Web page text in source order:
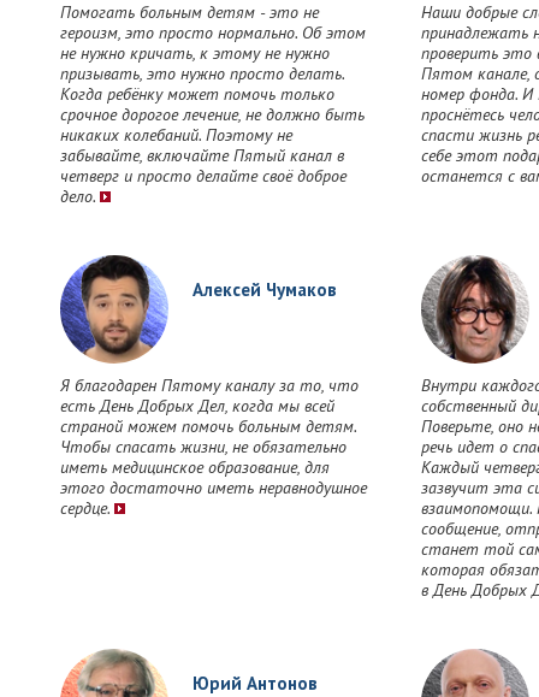
Помогать больным детям - это не
героизм, это просто нормально. Об этом
не нужно кричать, к этому не нужно
призывать, это нужно просто делать.
Когда ребёнку может помочь только
срочное дорогое лечение, не должно быть
никаких колебаний. Поэтому не
забывайте, включайте Пятый канал в
четверг и просто делайте своё доброе
дело.
Наши добрые
принадлежать
проверить это
Пятом канале,
номер фонда. И
проснётесь
спасти жизнь
себе этот
останется с
Алексей Чумаков
Я благодарен Пятому каналу за то, что
есть День Добрых Дел, когда мы всей
страной можем помочь больным детям.
Чтобы спасать жизни, не обязательно
иметь медицинское образование, для
этого достаточно иметь неравнодушное
сердце.
Внутри
собственный
Поверьте, оно
речь идет о
Каждый
зазвучит эта
сообщение,
станет той
которая
в День Добрых
Юрий Антонов